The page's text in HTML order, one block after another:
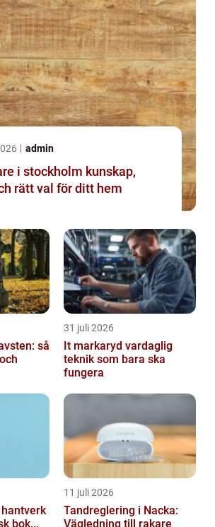
admin
kunskap,
rätt val för ditt hem
så
31 juli 2026
It markaryd vardaglig
teknik som bara ska
fungera
bok...
11 juli 2026
Tandreglering i Nacka:
Vägledning till rakare